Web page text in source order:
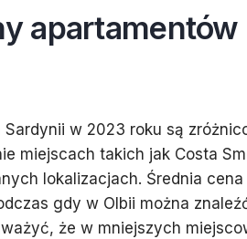
w 2023 roku są
miejscach takich jak Costa
lokalizacjach. Średnia
gdy w Olbii można
że w mniejszych